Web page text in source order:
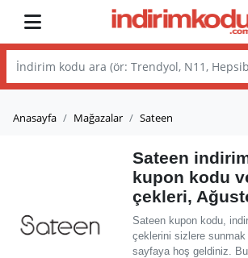
Anasayfa Mağazalar Sateen
Sateen
kupon kodu
çekleri,
Sateen kupon kodu,
çeklerini sizlere sunmak
sayfaya hoş geldiniz.